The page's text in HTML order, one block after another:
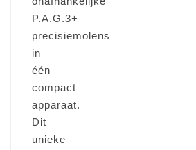
P.A.G.3+
precisiemolens
in
één
compact
apparaat.
Dit
unieke